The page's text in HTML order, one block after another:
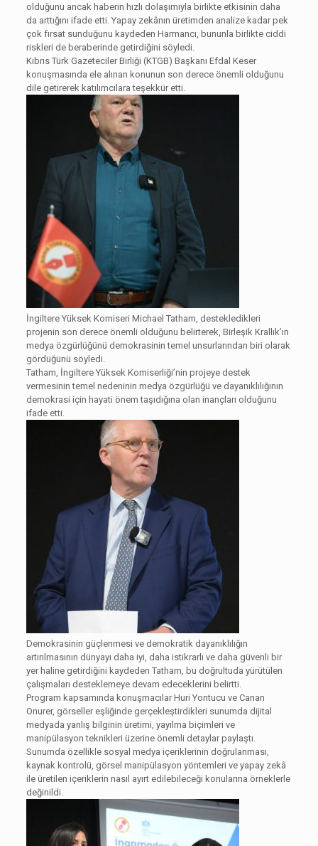
olduğunu ancak haberin hızlı dolaşımıyla birlikte etkisinin daha
da arttığını ifade etti. Yapay zekânın üretimden analize kadar pek
çok fırsat sunduğunu kaydeden Harmancı, bununla birlikte ciddi
riskleri de beraberinde getirdiğini söyledi.
Kıbrıs Türk Gazeteciler Birliği (KTGB) Başkanı Efdal Keser
konuşmasında ele alınan konunun son derece önemli olduğunu
dile getirerek katılımcılara teşekkür etti.
İngiltere Yüksek Komiseri Michael Tatham, destekledikleri
projenin son derece önemli olduğunu belirterek, Birleşik Krallık’ın
medya özgürlüğünü demokrasinin temel unsurlarından biri olarak
gördüğünü söyledi.
Tatham, İngiltere Yüksek Komiserliği’nin projeye destek
vermesinin temel nedeninin medya özgürlüğü ve dayanıklılığının
demokrasi için hayati önem taşıdığına olan inançları olduğunu
ifade etti.
Demokrasinin güçlenmesi ve demokratik dayanıklılığın
artırılmasının dünyayı daha iyi, daha istikrarlı ve daha güvenli bir
yer haline getirdiğini kaydeden Tatham, bu doğrultuda yürütülen
çalışmaları desteklemeye devam edeceklerini belirtti.
Program kapsamında konuşmacılar Huri Yontucu ve Canan
Onurer, görseller eşliğinde gerçekleştirdikleri sunumda dijital
medyada yanlış bilginin üretimi, yayılma biçimleri ve
manipülasyon teknikleri üzerine önemli detaylar paylaştı.
Sunumda özellikle sosyal medya içeriklerinin doğrulanması,
kaynak kontrolü, görsel manipülasyon yöntemleri ve yapay zekâ
ile üretilen içeriklerin nasıl ayırt edilebileceği konularına örneklerle
değinildi.